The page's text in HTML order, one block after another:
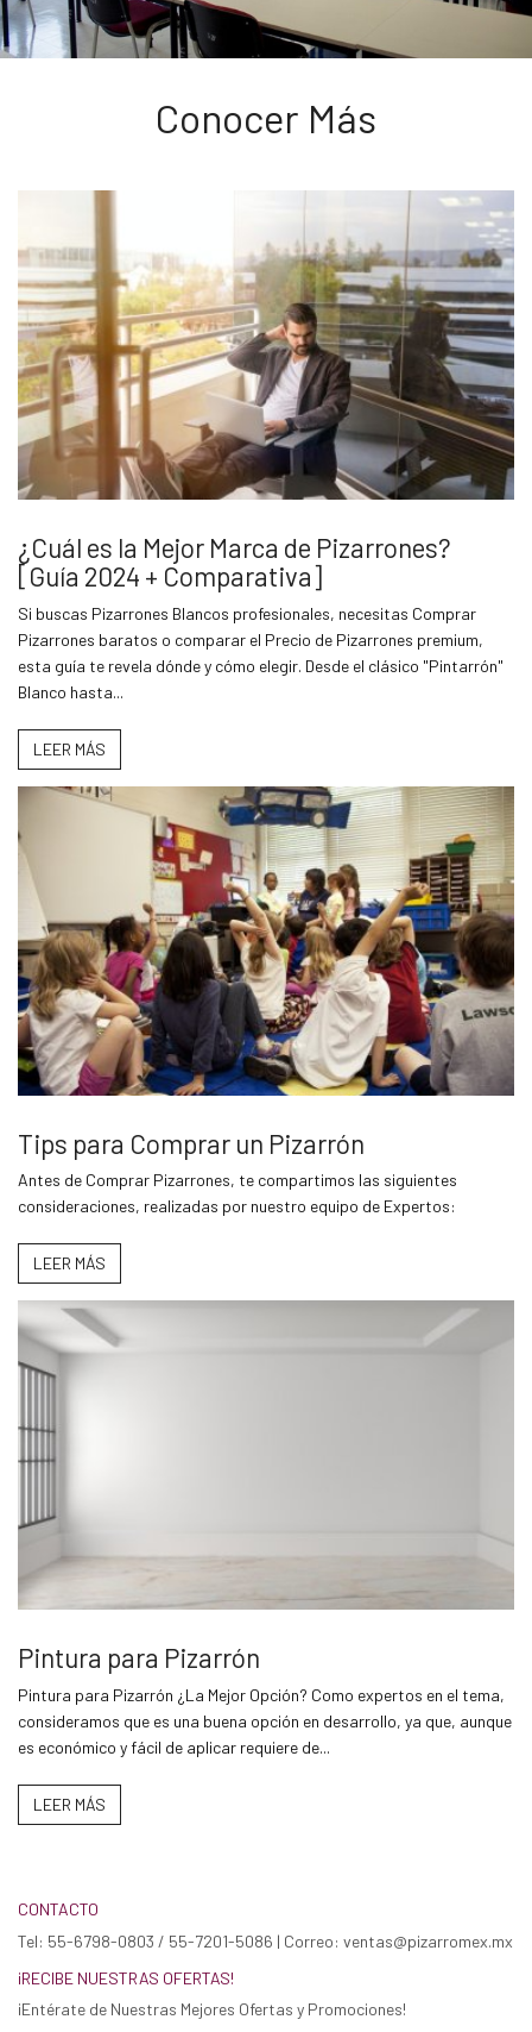
Conocer Más
¿Cuál es la Mejor Marca de Pizarrones?
[Guía 2024 + Comparativa]
Si buscas Pizarrones Blancos profesionales, necesitas Comprar
Pizarrones baratos o comparar el Precio de Pizarrones premium,
esta guía te revela dónde y cómo elegir. Desde el clásico "Pintarrón"
Blanco hasta...
LEER MÁS
Tips para Comprar un Pizarrón
Antes de Comprar Pizarrones, te compartimos las siguientes
consideraciones, realizadas por nuestro equipo de Expertos:
LEER MÁS
Pintura para Pizarrón
Pintura para Pizarrón ¿La Mejor Opción? Como expertos en el tema,
consideramos que es una buena opción en desarrollo, ya que, aunque
es económico y fácil de aplicar requiere de...
LEER MÁS
CONTACTO
Tel: 55-6798-0803 / 55-7201-5086 | Correo: ventas@pizarromex.mx
¡RECIBE NUESTRAS OFERTAS!
¡Entérate de Nuestras Mejores Ofertas y Promociones!